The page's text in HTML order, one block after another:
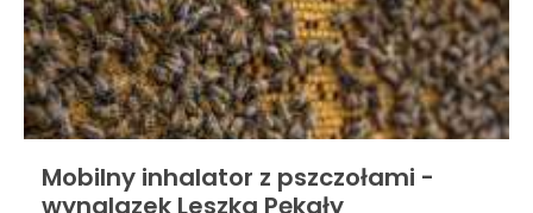
Mobilny inhalator z pszczołami -
wynalazek Leszka Pękały